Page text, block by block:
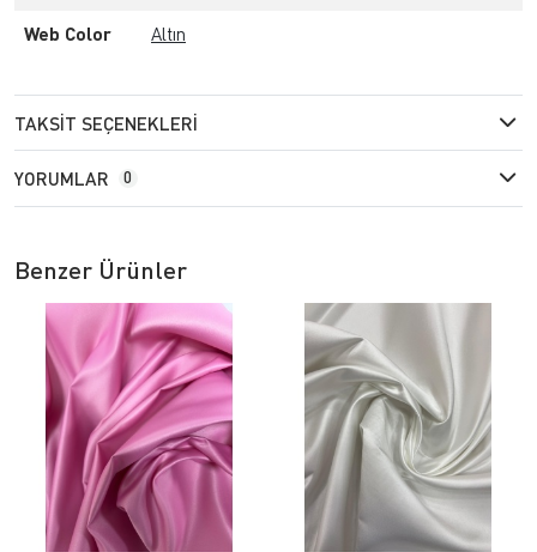
Web Color Altın
TAKSIT SEÇENEKLERI
YORUMLAR 0
Benzer Ürünler